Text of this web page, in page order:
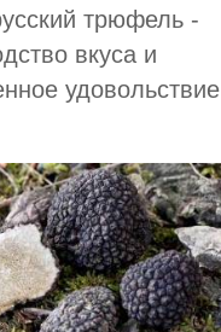
трюфель -
вкуса и
удовольствие